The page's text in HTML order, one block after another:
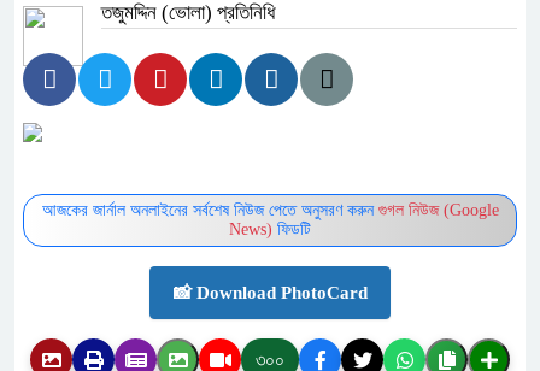
তজুমদ্দিন (ভোলা) প্রতিনিধি
আজকের জার্নাল অনলাইনের সর্বশেষ নিউজ পেতে অনুসরণ করুন গুগল নিউজ (Google
News) ফিডটি
📸 Download PhotoCard
৩০০